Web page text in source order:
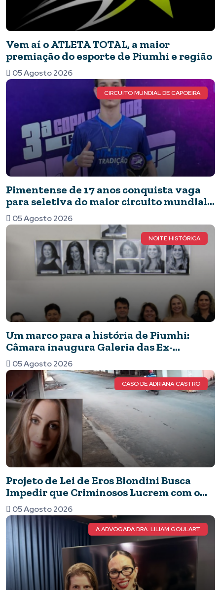
Vem aí o ATLETA TOTAL, a maior
premiação do esporte de Piumhi e região
05 Agosto 2026
CIRCUITO MUNDIAL DE CAPOEIRA
Pimentense de 17 anos conquista vaga
para seletiva do maior circuito mundial
de capoeira após brilhar em competição
nacional
05 Agosto 2026
NOITE HISTÓRICA
Um marco para a história de Piumhi:
Câmara inaugura Galeria das Ex-
Vereadoras e eterniza o legado das
mulheres no Legislativo
05 Agosto 2026
CASO DE ADRIANA CASTRO
Projeto de Lei de Eros Biondini Busca
Impedir que Criminosos Lucrem com o
Patrimônio de suas Vítimas
05 Agosto 2026
A ADVOGADA DRA. LILIAM GOULART